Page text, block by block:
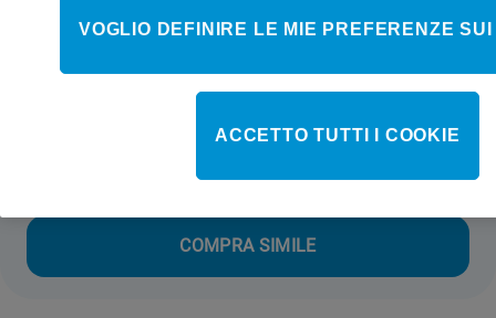
vetroceramica Indesit - VIS 640 C
COMPRA SIMILE
VOGLIO DEFINIRE LE MIE PREFERENZE
ACCETTO TUTTI I COOKIE